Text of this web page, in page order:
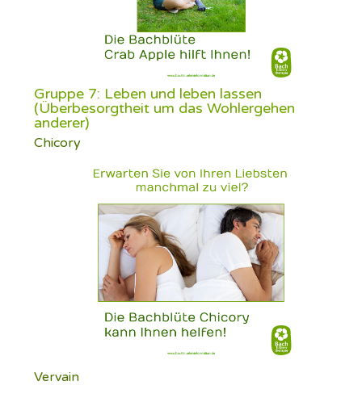
Gruppe 7: Leben und leben lassen
(Überbesorgtheit um das Wohlergehen
anderer)
Chicory
Vervain